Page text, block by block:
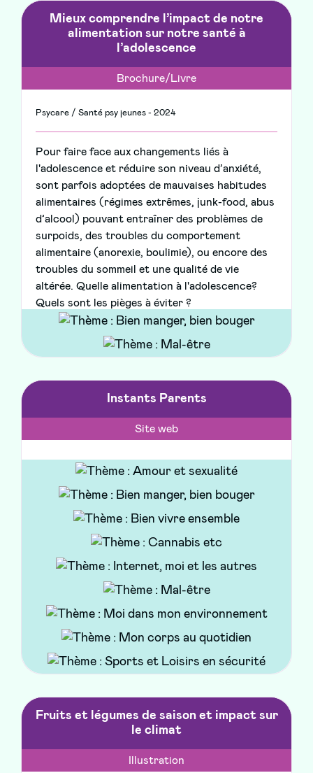
Mieux comprendre l’impact de notre
alimentation sur notre santé à
l’adolescence
Brochure/Livre
Psycare / Santé psy jeunes - 2024
Pour faire face aux changements liés à
l'adolescence et réduire son niveau d’anxiété,
sont parfois adoptées de mauvaises habitudes
alimentaires (régimes extrêmes, junk-food, abus
d’alcool) pouvant entraîner des problèmes de
surpoids, des troubles du comportement
alimentaire (anorexie, boulimie), ou encore des
troubles du sommeil et une qualité de vie
altérée. Quelle alimentation à l'adolescence?
Quels sont les pièges à éviter ?
Instants Parents
Site web
Promotion Santé BFC - 2024
Ce nouveau compte sur Facebook et Instagram
vise à accompagner les parents d'enfants de 0 à
18 ans au quotidien dans une approche positive
pratiques, des actualités locales, des rappels ou
messages de prévention, des astuces, tutoriels
ou recettes, des quiz, et des témoignages de
parents ou de professionnels.
Fruits et légumes de saison et impact sur
le climat
Illustration